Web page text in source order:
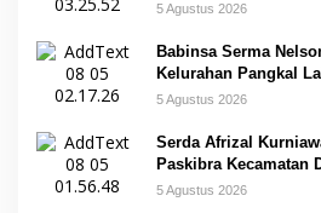
5 Agustus 2026
Babinsa Serma
Kelurahan Pangkal
5 Agustus 2026
Serda Afrizal
Paskibra Kecamatan
5 Agustus 2026